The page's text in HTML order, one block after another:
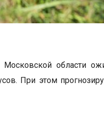
области
При этом